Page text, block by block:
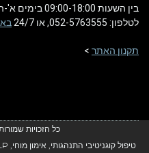
לטלפון: 052-5763555, או 24/7
תקנון האתר>
כל הזכויות שמורות